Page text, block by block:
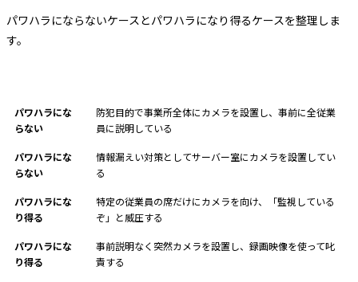
パワハラにならないケースとパワハラになり得るケースを整理しま
す。
パワハラにな
らない
防犯目的で事業所全体にカメラを設置し、事前に全従業
員に説明している
パワハラにな
らない
情報漏えい対策としてサーバー室にカメラを設置してい
る
パワハラにな
り得る
特定の従業員の席だけにカメラを向け、「監視している
ぞ」と威圧する
パワハラにな
り得る
事前説明なく突然カメラを設置し、録画映像を使って叱
責する